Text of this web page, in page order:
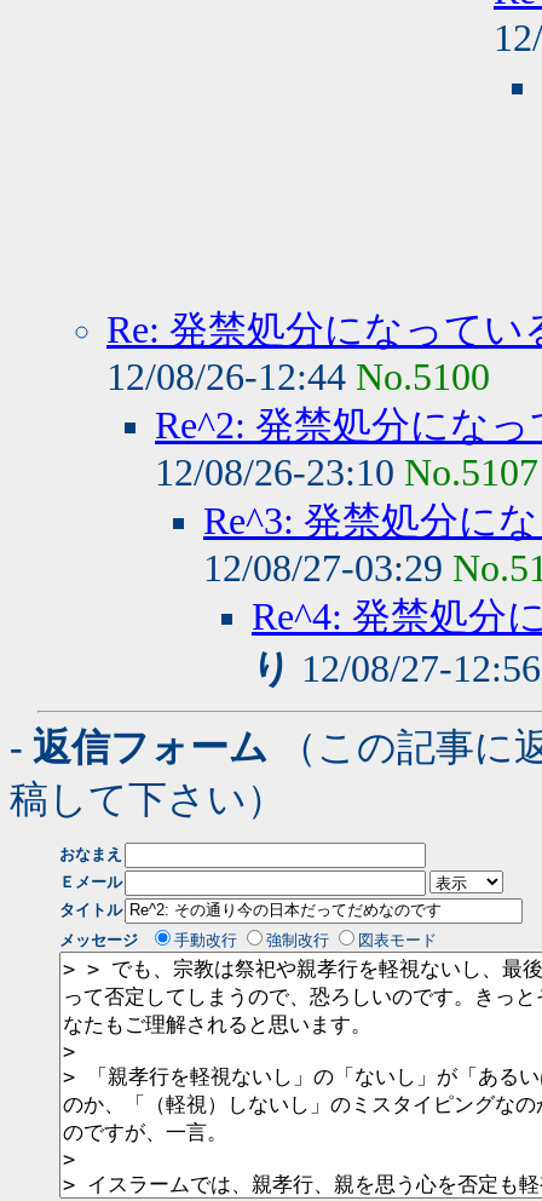
Re: 発禁処分になって
12/08/26-12:44 No.5100
Re^2: 発禁処分にな
12/08/26-23:10 No.5107
Re^3: 発禁処分に
12/08/27-03:29
Re^4: 発禁処分
り 12/08/27-
- 返信フォーム （この記事に
稿して下さい）
おなまえ
Ｅメール
タイトル
メッセージ
手動改行 強制改行 図表モード